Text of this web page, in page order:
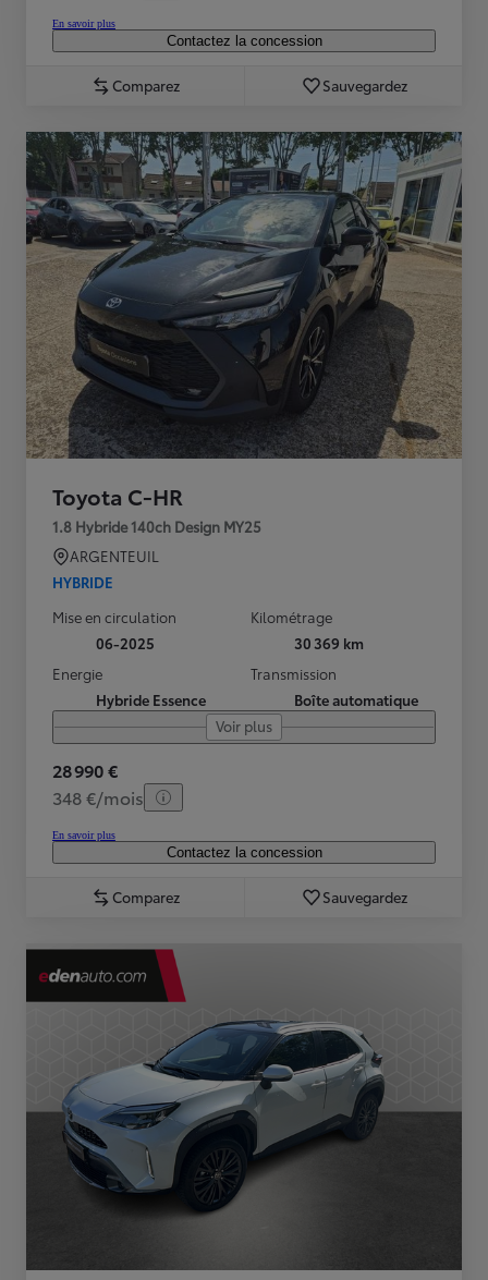
En savoir plus
Contactez la concession
Comparez Sauvegardez
Toyota C-HR
1.8 Hybride 140ch Design MY25
ARGENTEUIL
HYBRIDE
Mise en circulation
06-2025
Kilométrage
30 369 km
Energie
Hybride Essence
Transmission
Boîte automatique
Voir plus
28 990 €
348 €/mois
En savoir plus
Contactez la concession
Comparez Sauvegardez